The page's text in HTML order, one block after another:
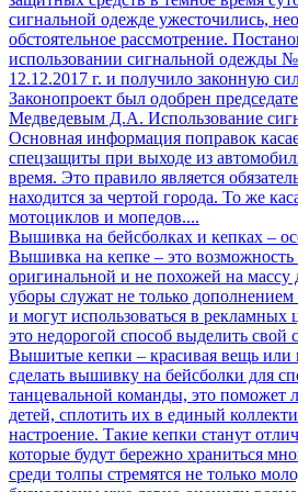
сигнальной одежде ужесточились,
обстоятельное рассмотрение.
использовании сигнальной одежды
12.12.2017 г. и получило законную
Законопроект был одобрен
Медведевым Д.А. Использование
Основная информация поправок
спецзащиты при выходе из
время. Это правило является
находится за чертой города. То же
мотоциклов и мопедов....
Вышивка на бейсболках и кепках –
Вышивка на кепке – это возможность
оригинальной и не похожей на массу
уборы служат не только
и могут использоваться в
это недорогой способ выделить свой
Вышитые кепки – красивая вещь или
сделать вышивку на бейсболки для
танцевальной команды, это поможет
детей, сплотить их в единый
настроение. Такие кепки станут
которые будут бережно храниться
среди толпы стремятся не только